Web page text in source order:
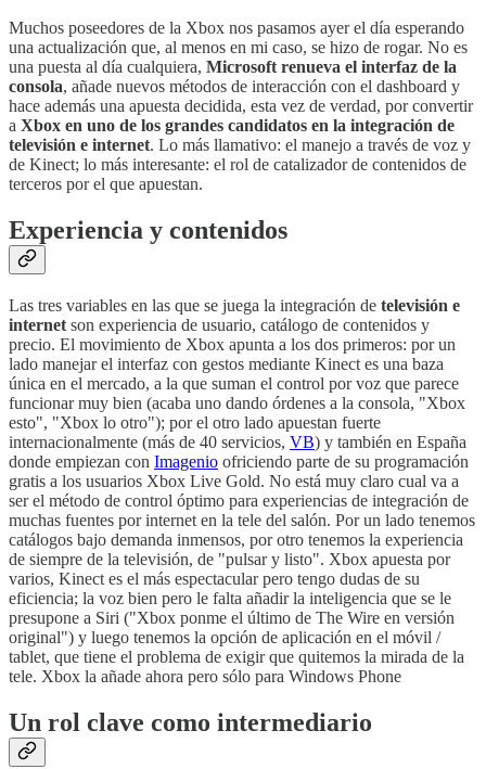
Muchos poseedores de la Xbox nos pasamos ayer el día esperando
una actualización que, al menos en mi caso, se hizo de rogar. No es
una puesta al día cualquiera, Microsoft renueva el interfaz de la
consola, añade nuevos métodos de interacción con el dashboard y
hace además una apuesta decidida, esta vez de verdad, por convertir
a Xbox en uno de los grandes candidatos en la integración de
televisión e internet. Lo más llamativo: el manejo a través de voz y
de Kinect; lo más interesante: el rol de catalizador de contenidos de
terceros por el que apuestan.
Experiencia y contenidos
Las tres variables en las que se juega la integración de televisión e
internet son experiencia de usuario, catálogo de contenidos y
precio. El movimiento de Xbox apunta a los dos primeros: por un
lado manejar el interfaz con gestos mediante Kinect es una baza
única en el mercado, a la que suman el control por voz que parece
funcionar muy bien (acaba uno dando órdenes a la consola, "Xbox
esto", "Xbox lo otro"); por el otro lado apuestan fuerte
internacionalmente (más de 40 servicios, VB) y también en España
donde empiezan con Imagenio ofriciendo parte de su programación
gratis a los usuarios Xbox Live Gold. No está muy claro cual va a
ser el método de control óptimo para experiencias de integración de
muchas fuentes por internet en la tele del salón. Por un lado tenemos
catálogos bajo demanda inmensos, por otro tenemos la experiencia
de siempre de la televisión, de "pulsar y listo". Xbox apuesta por
varios, Kinect es el más espectacular pero tengo dudas de su
eficiencia; la voz bien pero le falta añadir la inteligencia que se le
presupone a Siri ("Xbox ponme el último de The Wire en versión
original") y luego tenemos la opción de aplicación en el móvil /
tablet, que tiene el problema de exigir que quitemos la mirada de la
tele. Xbox la añade ahora pero sólo para Windows Phone
Un rol clave como intermediario